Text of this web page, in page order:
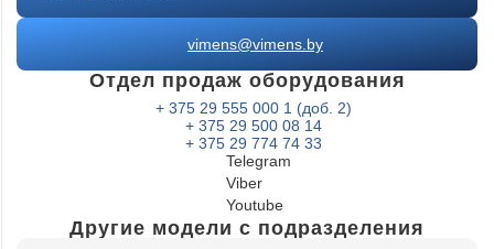
vimens@vimens.by
Отдел продаж оборудования
+ 375 29 555 000 1 (доб. 2)
+ 375 29 500 08 14
+ 375 29 774 74 33
Telegram
Viber
Youtube
Другие модели с подразделения